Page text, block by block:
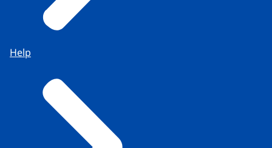
Help